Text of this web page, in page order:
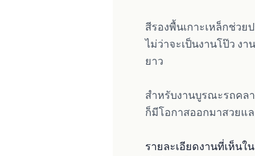
สีรองพื้นเกาะเหล็กช่ว
ไม่ว่าจะเป็นงานโป๊ว ง
ยาว
สำหรับงานบูรณะรถคล
ก็มีโอกาสออกมาสวยแ
รายละเอียดงานที่เห็นใ